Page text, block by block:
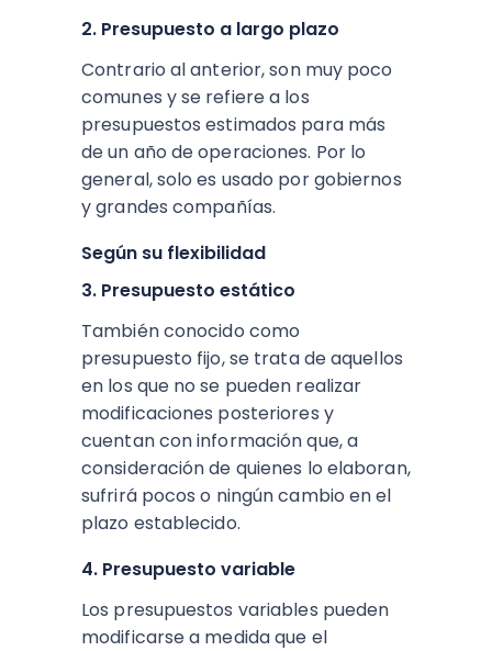
2. Presupuesto a largo plazo
Contrario al anterior, son muy poco
comunes y se refiere a los
presupuestos estimados para más
de un año de operaciones. Por lo
general, solo es usado por gobiernos
y grandes compañías.
Según su flexibilidad
3. Presupuesto estático
También conocido como
presupuesto fijo, se trata de aquellos
en los que no se pueden realizar
modificaciones posteriores y
cuentan con información que, a
consideración de quienes lo elaboran,
sufrirá pocos o ningún cambio en el
plazo establecido.
4. Presupuesto variable
Los presupuestos variables pueden
modificarse a medida que el